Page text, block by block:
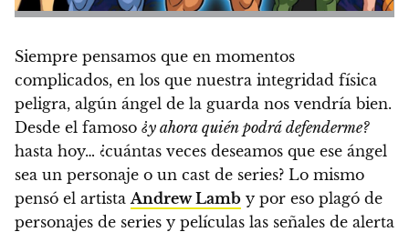
Siempre pensamos que en momentos
complicados, en los que nuestra integridad física
peligra, algún ángel de la guarda nos vendría bien.
Desde el famoso ¿y ahora quién podrá defenderme?
hasta hoy… ¿cuántas veces deseamos que ese ángel
sea un personaje o un cast de series? Lo mismo
pensó el artista Andrew Lamb y por eso plagó de
personajes de series y películas las señales de alerta